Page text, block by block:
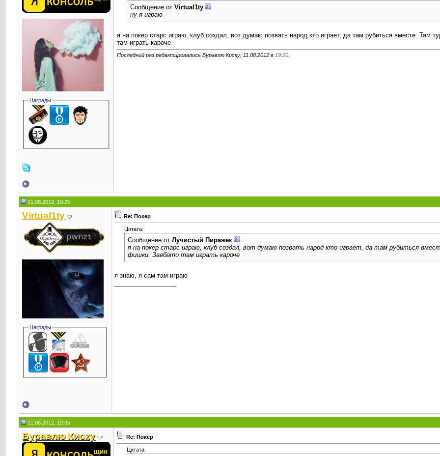
Награды
Сообщение отVirtual1ty
ну я играю
я на покер старс играю, клуб создал, вот думаю позвать народ кто играет, да там рубиться вместе. Там
там играть кароче
Последний раз редактировалось Буравлю Киску; 11.08.2012 в 19:20
11.08.2012, 19:25
Virtual1ty
Награды
Re: Покер
Цитата:
Сообщение отЛучистый Пиражек
я на покер старс играю, клуб создал, вот думаю позвать народ кто играет, да там рубиться
фишки. Заебато там играть кароче
я знаю, я сам там играю
11.08.2012, 19:35
Буравлю Киску Re: Покер
Цитата: